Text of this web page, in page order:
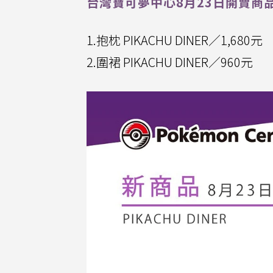
1.抱枕 PIKACHU DINER／1,680元
2.圍裙 PIKACHU DINER／960元